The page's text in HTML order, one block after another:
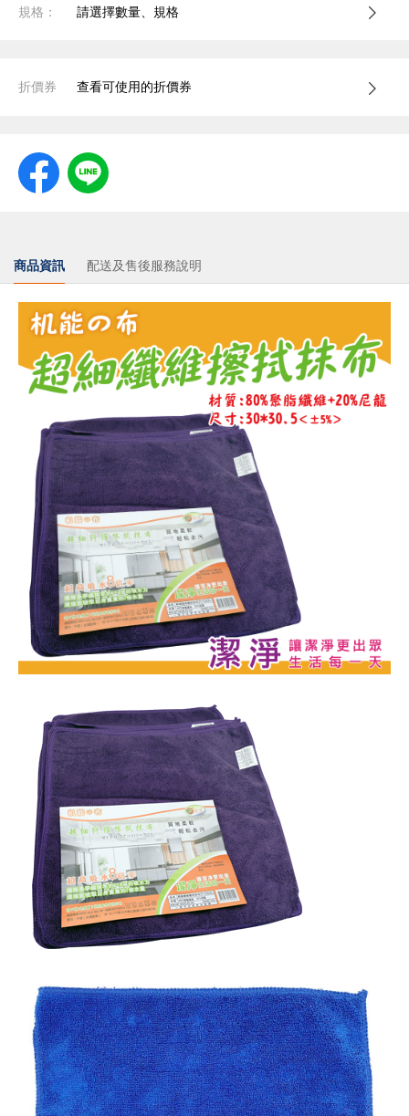
規格： 請選擇數量、規格
折價券 查看可使用的折價券
商品資訊 配送及售後服務說明